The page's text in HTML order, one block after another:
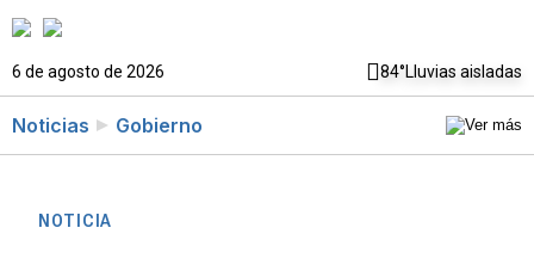
6 de agosto de 2026 84°Lluvias aisladas
Noticias Gobierno
NOTICIA